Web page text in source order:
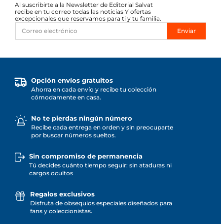
Al suscribirte a la Newsletter de Editorial Salvat
recibe en tu correo todas las noticias Y ofertas
excepcionales que reservamos para ti y tu familia.
Enviar
Opción envíos gratuitos
Ahorra en cada envío y recibe tu colección
cómodamente en casa.
No te pierdas ningún número
Recibe cada entrega en orden y sin preocuparte
por buscar números sueltos.
Sin compromiso de permanencia
Tú decides cuánto tiempo seguir: sin ataduras ni
cargos ocultos
Regalos exclusivos
Disfruta de obsequios especiales diseñados para
fans y coleccionistas.